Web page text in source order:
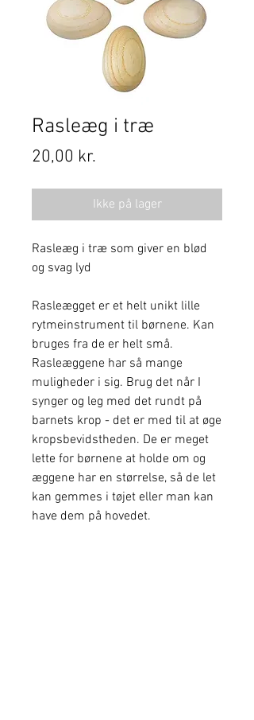
Rasleæg i træ
20,00 kr.
Ikke på lager
Rasleæg i træ som giver en blød
og svag lyd
Rasleægget er et helt unikt lille
rytmeinstrument til børnene. Kan
bruges fra de er helt små.
Rasleæggene har så mange
muligheder i sig. Brug det når I
synger og leg med det rundt på
barnets krop - det er med til at øge
kropsbevidstheden. De er meget
lette for børnene at holde om og
æggene har en størrelse, så de let
kan gemmes i tøjet eller man kan
have dem på hovedet.